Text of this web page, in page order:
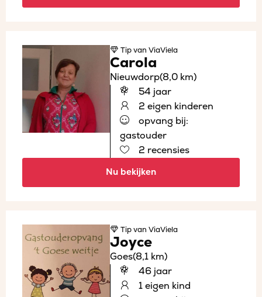
Tipvan ViaViela
Carola
Nieuwdorp(8,0 km)
54 jaar
2 eigen kinderen
opvang bij:
gastouder
2 recensies
Nu bekijken
Tipvan ViaViela
Joyce
Goes(8,1 km)
46 jaar
1 eigen kind